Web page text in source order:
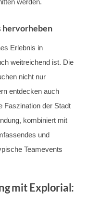
hervorheben
Erlebnis in
weitreichend ist. Die
nicht nur
entdecken auch
Faszination der Stadt
kombiniert mit
und
Teamevents
mit Explorial: